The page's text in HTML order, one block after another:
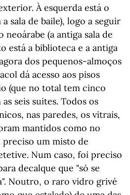
À esquerda está o
sala de baile), logo a seguir
neoárabe (a antiga sala de
está a biblioteca e a antiga
dos pequenos-almoços
dá acesso aos pisos
(que no total tem cinco
seis suites. Todos os
nas paredes, os vitrais,
mantidos como no
preciso um misto de
Num caso, foi preciso
decalque que "só se
Noutro, o raro vidro grivé